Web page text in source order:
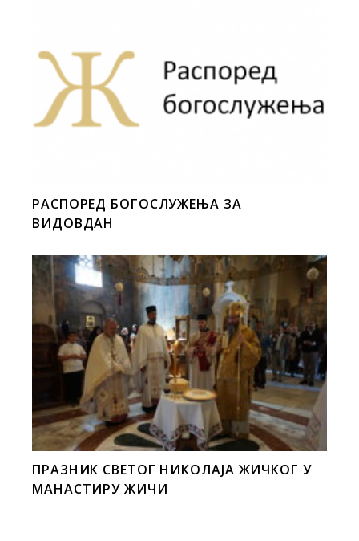
РАСПОРЕД БОГОСЛУЖЕЊА ЗА
ВИДОВДАН
ПРАЗНИК СВЕТОГ НИКОЛАЈА ЖИЧКОГ У
МАНАСТИРУ ЖИЧИ